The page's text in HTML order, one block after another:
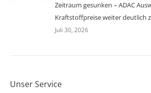
Zeitraum gesunken – ADAC
Kraftstoffpreise weiter deutlich
Juli 30, 2026
Unser Service